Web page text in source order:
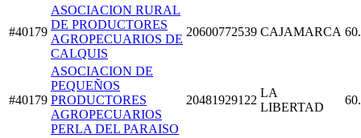
#40179
ASOCIACION RURAL
DE PRODUCTORES
AGROPECUARIOS DE
CALQUIS
20600772539 CAJAMARCA
#40179
ASOCIACION DE
PEQUEÑOS
PRODUCTORES
AGROPECUARIOS
PERLA DEL PARAISO
20481929122
LA
LIBERTAD